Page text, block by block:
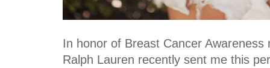
In honor of Breast Cancer
Ralph Lauren recently sent me this